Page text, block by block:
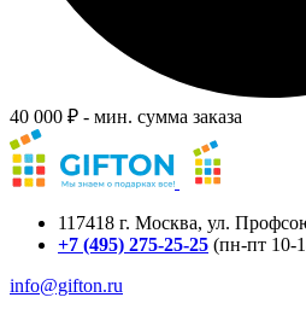
40 000 ₽ - мин. сумма заказа
117418 г. Москва, ул.
+7 (495) 275-25-25 (пн-пт 10-
info@gifton.ru